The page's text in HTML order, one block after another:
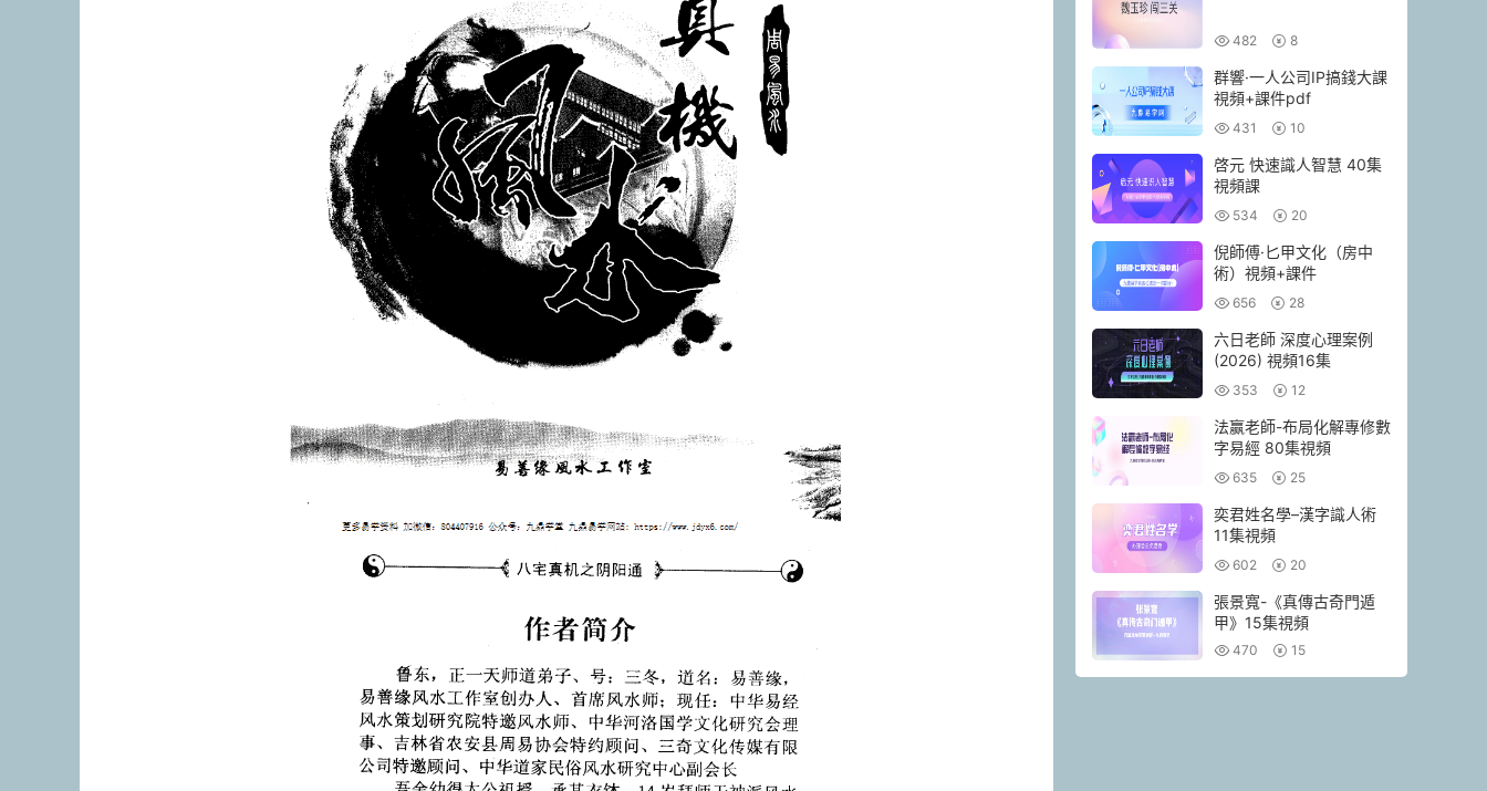
482 8
群響·一人公司IP搞錢大課
視頻+課件pdf
431 10
啓元 快速識人智慧 40集
視頻課
534 20
倪師傅·匕甲文化（房中
術）視頻+課件
656 28
六日老師 深度心理案例
(2026) 視頻16集
353 12
法赢老師-布局化解專修數
字易經 80集視頻
635 25
奕君姓名學–漢字識人術
11集視頻
602 20
張景寬-《真傳古奇門遁
甲》15集視頻
470 15